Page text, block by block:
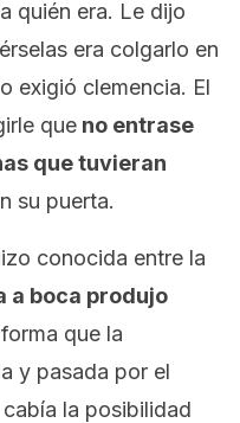
quién era. Le dijo
era colgarlo en
exigió clemencia. El
que no entrase
que tuvieran
su puerta.
conocida entre la
a boca produjo
que la
y pasada por el
la posibilidad